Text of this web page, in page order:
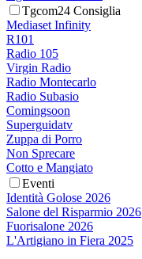
Tgcom24 Consiglia
Mediaset Infinity
R101
Radio 105
Virgin Radio
Radio Montecarlo
Radio Subasio
Comingsoon
Superguidatv
Zuppa di Porro
Non Sprecare
Cotto e Mangiato
Eventi
Identità Golose 2026
Salone del Risparmio 2026
Fuorisalone 2026
L'Artigiano in Fiera 2025